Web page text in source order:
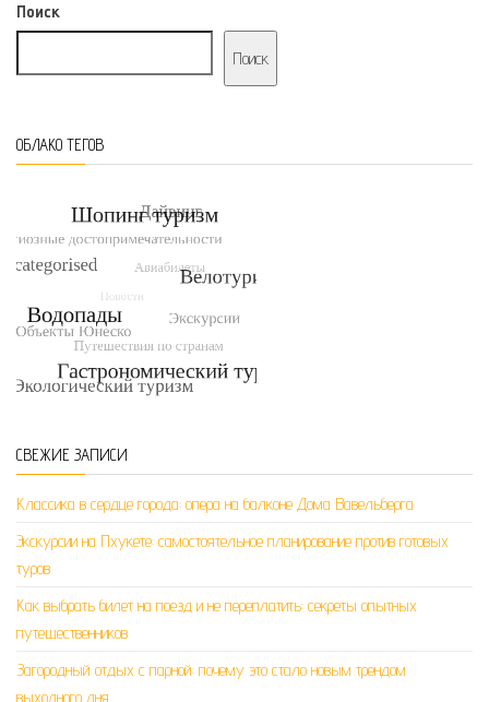
Поиск
Поиск
ОБЛАКО ТЕГОВ
СВЕЖИЕ ЗАПИСИ
Классика в сердце города: опера на балконе Дома Вавельберга
Экскурсии на Пхукете: самостоятельное планирование против готовых
туров
Как выбрать билет на поезд и не переплатить: секреты опытных
путешественников
Загородный отдых с парной: почему это стало новым трендом
выходного дня